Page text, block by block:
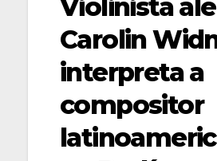
Violinista
Carolin
interpreta a
compositor